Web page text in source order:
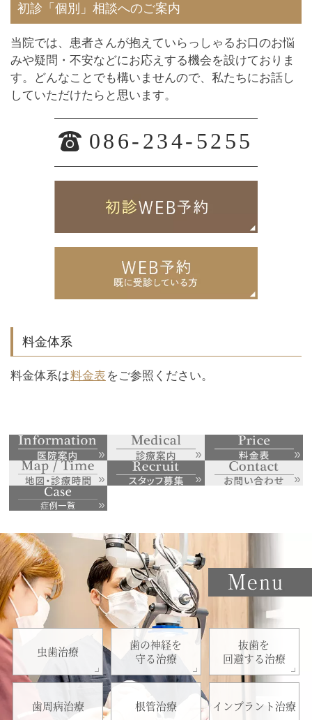
初診「個別」相談へのご案内
当院では、患者さんが抱えていらっしゃるお口のお悩
みや疑問・不安などにお応えする機会を設けておりま
す。どんなことでも構いませんので、私たちにお話し
していただけたらと思います。
086-234-5255
料金体系
料金体系は料金表 をご参照ください。
虫歯治療
歯の神経を
守る治療
抜歯を
回避する治療
歯周病治療 根管治療 インプラント治療